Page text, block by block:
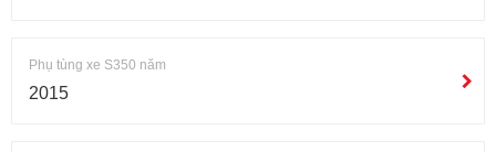
Phụ tùng xe S350 năm
2015